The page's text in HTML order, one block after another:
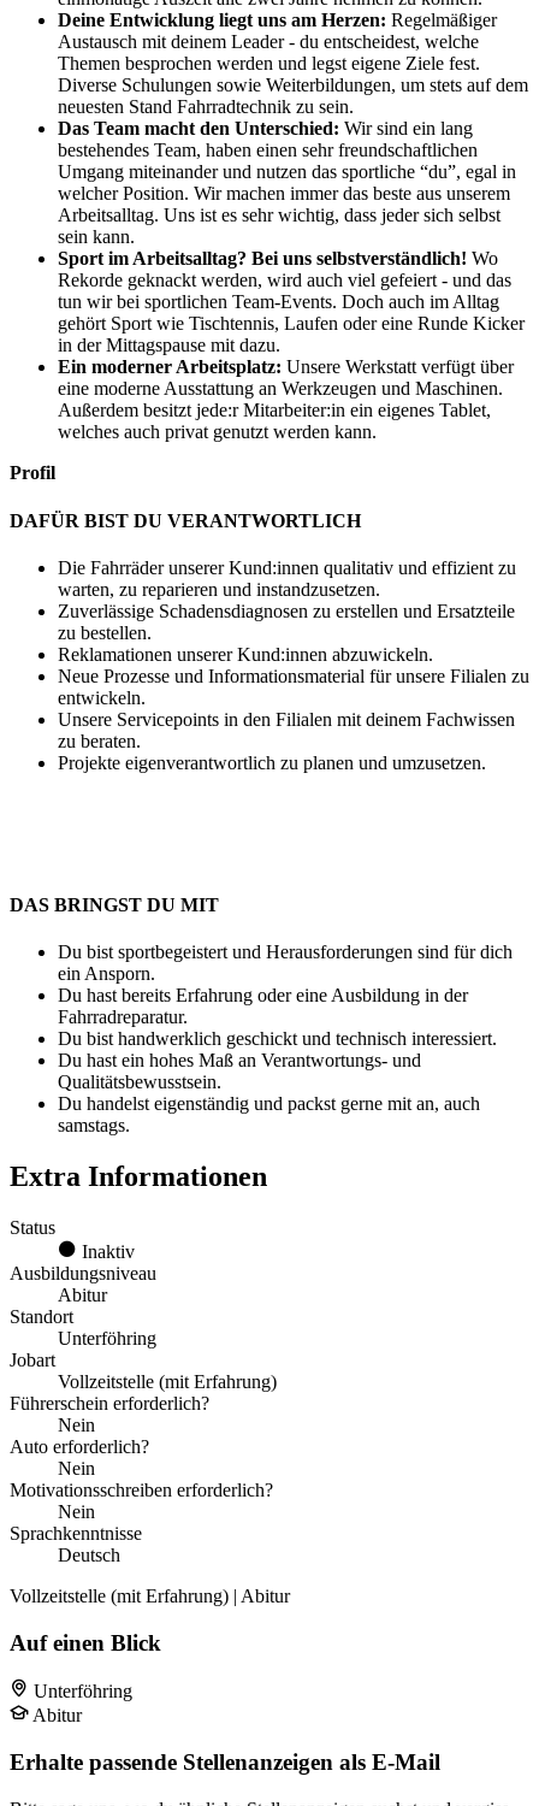
Deine Entwicklung liegt uns am Herzen: Regelmäßiger
Austausch mit deinem Leader - du entscheidest, welche
Themen besprochen werden und legst eigene Ziele fest.
Diverse Schulungen sowie Weiterbildungen, um stets auf dem
neuesten Stand Fahrradtechnik zu sein.
Das Team macht den Unterschied: Wir sind ein lang
bestehendes Team, haben einen sehr freundschaftlichen
Umgang miteinander und nutzen das sportliche “du”, egal in
welcher Position. Wir machen immer das beste aus unserem
Arbeitsalltag. Uns ist es sehr wichtig, dass jeder sich selbst
sein kann.
Sport im Arbeitsalltag? Bei uns selbstverständlich! Wo
Rekorde geknackt werden, wird auch viel gefeiert - und das
tun wir bei sportlichen Team-Events. Doch auch im Alltag
gehört Sport wie Tischtennis, Laufen oder eine Runde Kicker
in der Mittagspause mit dazu.
Ein moderner Arbeitsplatz: Unsere Werkstatt verfügt über
eine moderne Ausstattung an Werkzeugen und Maschinen.
Außerdem besitzt jede:r Mitarbeiter:in ein eigenes Tablet,
welches auch privat genutzt werden kann.
Profil
DAFÜR BIST DU VERANTWORTLICH
Die Fahrräder unserer Kund:innen qualitativ und effizient zu
warten, zu reparieren und instandzusetzen.
Zuverlässige Schadensdiagnosen zu erstellen und Ersatzteile
zu bestellen.
Reklamationen unserer Kund:innen abzuwickeln.
Neue Prozesse und Informationsmaterial für unsere Filialen zu
entwickeln.
Unsere Servicepoints in den Filialen mit deinem Fachwissen
zu beraten.
Projekte eigenverantwortlich zu planen und umzusetzen.
DAS BRINGST DU MIT
Du bist sportbegeistert und Herausforderungen sind für dich
ein Ansporn.
Du hast bereits Erfahrung oder eine Ausbildung in der
Fahrradreparatur.
Du bist handwerklich geschickt und technisch interessiert.
Du hast ein hohes Maß an Verantwortungs- und
Qualitätsbewusstsein.
Du handelst eigenständig und packst gerne mit an, auch
samstags.
Extra Informationen
Status
Inaktiv
Ausbildungsniveau
Abitur
Standort
Unterföhring
Jobart
Vollzeitstelle (mit Erfahrung)
Führerschein erforderlich?
Nein
Auto erforderlich?
Nein
Motivationsschreiben erforderlich?
Nein
Sprachkenntnisse
Deutsch
Vollzeitstelle (mit Erfahrung) | Abitur
Auf einen Blick
Unterföhring
Abitur
Erhalte passende Stellenanzeigen als E-Mail